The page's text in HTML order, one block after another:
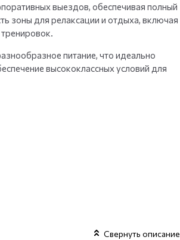
выездов, обеспечивая полный
зоны для релаксации и отдыха, включая
тренировок.
питание, что идеально
высококлассных условий для
Свернуть описание